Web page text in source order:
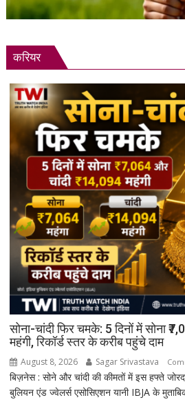
करियर
सोना-चांदी फिर चमके: 5 दिनों में सोना
महंगी, रिकॉर्ड स्तर के करीब पहुंचे दाम
August 8, 2026 Sagar Srivastava
बिज़नेस : सोने और चांदी की कीमतों में इस हफ्ते
बुलियन एंड ज्वेलर्स एसोसिएशन यानी IBJA के